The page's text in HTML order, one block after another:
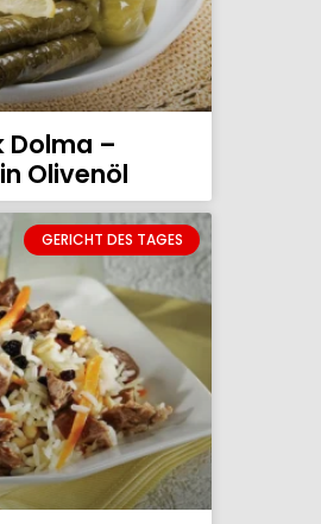
Dolma –
Olivenöl
GERICHT DES TAGES